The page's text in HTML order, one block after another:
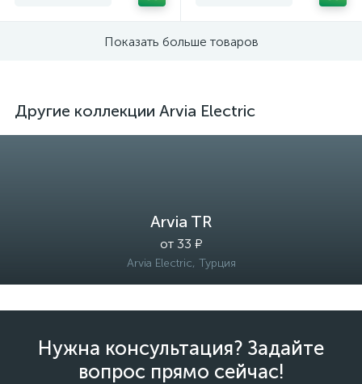
Показать больше товаров
Другие коллекции Arvia Electric
Arvia TR
от 33 ₽
Arvia Electric, Турция
Нужна консультация? Задайте
вопрос прямо сейчас!